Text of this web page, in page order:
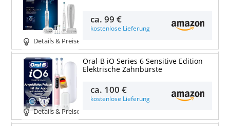
Details & Preise
ca.99 €
kostenlose Lieferung
Details & Preise
Oral-B iO Series 6 Sensitive Edition
Elektrische Zahnbürste
ca. 100 €
kostenlose Lieferung